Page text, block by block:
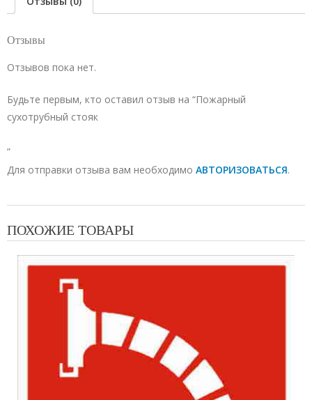
Отзывы
Отзывов пока нет.
Будьте первым, кто оставил отзыв на “Пожарный
сухотрубный стояк
”
Для отправки отзыва вам необходимо АВТОРИЗОВАТЬСЯ.
ПОХОЖИЕ ТОВАРЫ